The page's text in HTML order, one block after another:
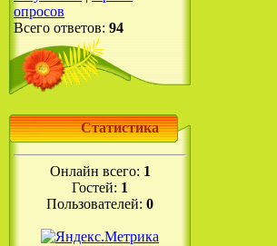
опросов
Всего ответов: 94
Статистика
Онлайн всего: 1
Гостей: 1
Пользователей: 0